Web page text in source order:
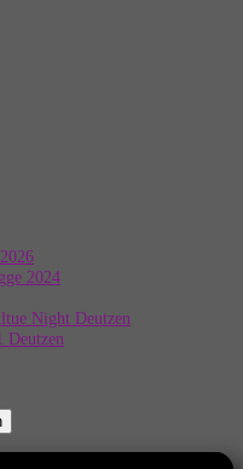
2024
Night Deutzen
Deutzen